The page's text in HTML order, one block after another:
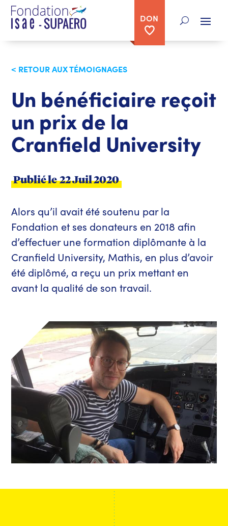
DON
< RETOUR AUX TÉMOIGNAGES
Un bénéficiaire reçoit
un prix de la
Cranfield University
Publié le 22 Juil 2020
Alors qu’il avait été soutenu par la
Fondation et ses donateurs en 2018 afin
d’effectuer une formation diplômante à la
Cranfield University, Mathis, en plus d’avoir
été diplômé, a reçu un prix mettant en
avant la qualité de son travail.